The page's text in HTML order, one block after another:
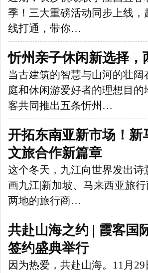
季！三大重磅活动同步上线
线打通，带你…
忻州亲子休闲新选择
当古建筑的智慧与山河的壮
庭和休闲游爱好者的理想目
客共同推出五条忻州…
开拓东南亚新市场！
文旅合作新篇章
这个冬天，九江向世界发出诗
画九江|新加坡、马来西亚旅
两地的旅行商…
共赴山海之约 | 霞客国
签约盛典举行
因为热爱，共赴山海。11月